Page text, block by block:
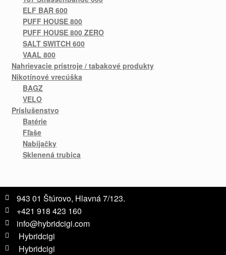
ELF BAR 600
PUFF HOUSE 800
PUFF HOUSE 800 ZERO
SALT SWITCH 600
VAAL 800
Nahrievacie prístroje / tabakové produkty
Nikotínové vrecúška
BAGZ
VELO
Príslušenstvo
Batérie
Fľaše
Nabíjačky
Sklenená trubica
943 01 Štúrovo, Hlavná 7/123.
+421 918 423 160
info@hybridcigi.com
Hybridcigi
Hybridcigi